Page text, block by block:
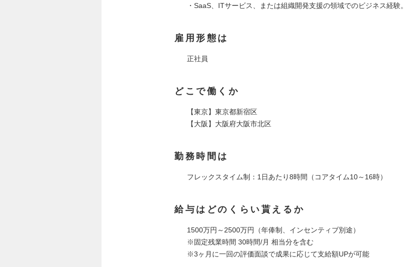
・SaaS、ITサービス、または組織開発支援の領域でのビジネス経験。
雇用形態は
正社員
どこで働くか
【東京】東京都新宿区
【大阪】大阪府大阪市北区
勤務時間は
フレックスタイム制：1日あたり8時間（コアタイム10～16時）
給与はどのくらい貰えるか
1500万円～2500万円（年俸制、インセンティブ別途）
※固定残業時間 30時間/月 相当分を含む
※3ヶ月に一回の評価面談で成果に応じて支給額UPが可能